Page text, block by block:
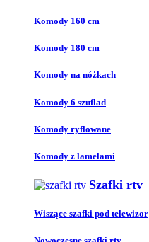
Komody 160 cm
Komody 180 cm
Komody na nóżkach
Komody 6 szuflad
Komody ryflowane
Komody z lamelami
Szafki rtv
Wiszące szafki pod telewizor